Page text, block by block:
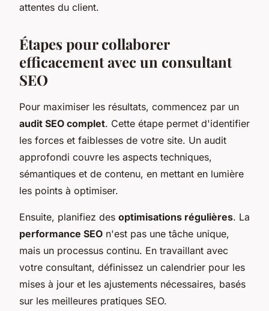
attentes du client.
Étapes pour collaborer
efficacement avec un consultant
SEO
Pour maximiser les résultats, commencez par un
audit SEO complet. Cette étape permet d'identifier
les forces et faiblesses de votre site. Un audit
approfondi couvre les aspects techniques,
sémantiques et de contenu, en mettant en lumière
les points à optimiser.
Ensuite, planifiez des optimisations régulières. La
performance SEO n'est pas une tâche unique,
mais un processus continu. En travaillant avec
votre consultant, définissez un calendrier pour les
mises à jour et les ajustements nécessaires, basés
sur les meilleures pratiques SEO.